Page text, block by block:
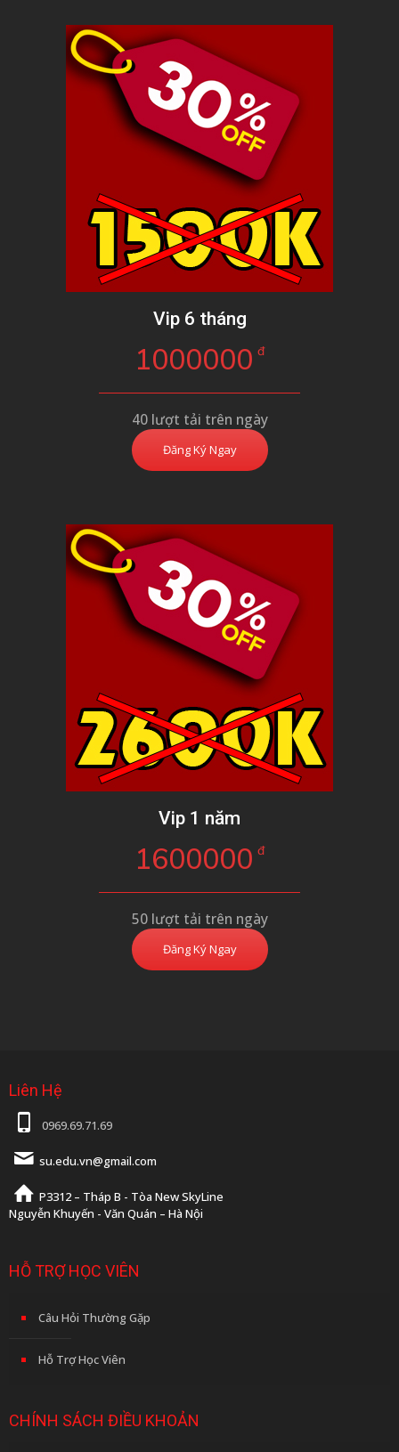
Vip 6 tháng
1000000 đ
40 lượt tải trên ngày
Đăng Ký Ngay
Vip 1 năm
1600000 đ
50 lượt tải trên ngày
Đăng Ký Ngay
Liên Hệ
0969.69.71.69
su.edu.vn@gmail.com
P3312 – Tháp B - Tòa New SkyLine
Nguyễn Khuyến - Văn Quán – Hà Nội
HỖ TRỢ HỌC VIÊN
Câu Hỏi Thường Gặp
Hỗ Trợ Học Viên
CHÍNH SÁCH ĐIỀU KHOẢN